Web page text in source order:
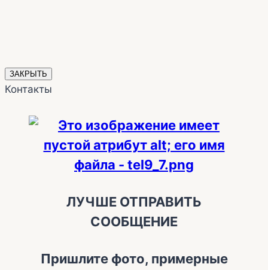
ЗАКРЫТЬ
Контакты
ЛУЧШЕ ОТПРАВИТЬ
СООБЩЕНИЕ
Пришлите фото, примерные